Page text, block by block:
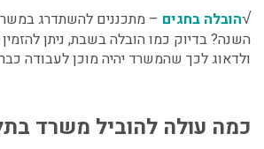
√הובלה בחגים – מתכננים להשתדרג
השנה? בדיוק כמו הובלה בשבת, ניתן
ולדאוג לכך שהמשרד יהיה מוכן לעבודה
כמה עולה להוביל משרד